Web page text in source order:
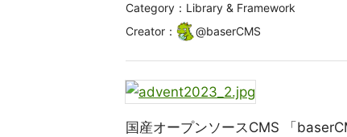
Category：Library & Framework
Creator ： @baserCMS
国産オープンソースCMS 「